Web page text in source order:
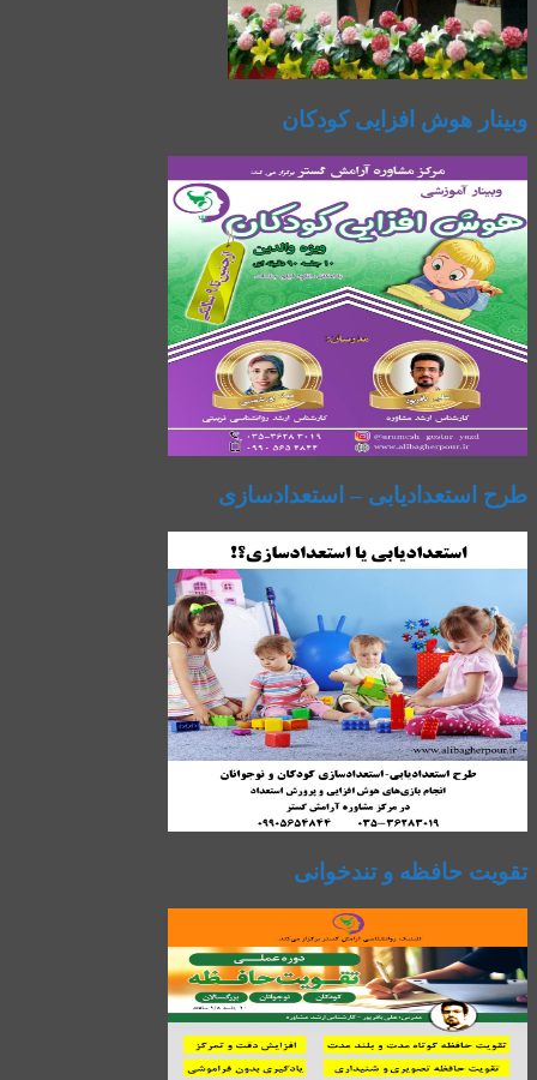
وبینار هوش افزایی کودکان
طرح استعدادیابی – استعدادسازی
تقویت حافظه و تندخوانی